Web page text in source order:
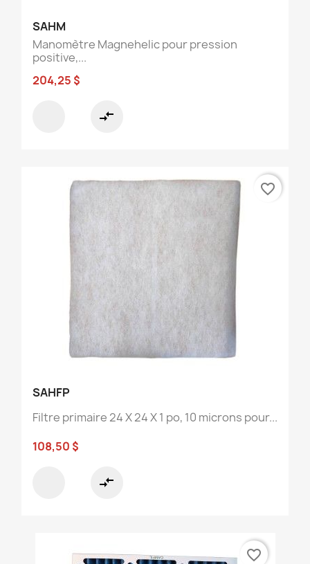
SAHM
Manomètre Magnehelic pour pression
positive,...
204,25 $
compare_arrows
SAHFP
Filtre primaire 24 X 24 X 1 po, 10 microns pour...
108,50 $
compare_arrows
favorite_border
favorite_border